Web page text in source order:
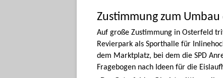
Zustimmung zum
Auf große Zustimmung in Osterfeld
Revierpark als Sporthalle für
dem Marktplatz, bei dem die SPD
Fragebogen nach Ideen für die